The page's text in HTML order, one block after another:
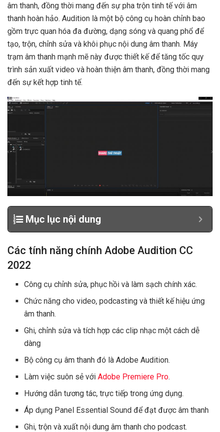
âm thanh, đồng thời mang đến sự pha trộn tinh tế với âm
thanh hoàn hảo. Audition là một bộ công cụ hoàn chỉnh bao
gồm trực quan hóa đa đường, dạng sóng và quang phổ để
tạo, trộn, chỉnh sửa và khôi phục nội dung âm thanh. Máy
trạm âm thanh mạnh mẽ này được thiết kế để tăng tốc quy
trình sản xuất video và hoàn thiện âm thanh, đồng thời mang
đến sự kết hợp tinh tế.
Mục lục nội dung
Các tính năng chính Adobe Audition CC
2022
Công cụ chỉnh sửa, phục hồi và làm sạch chính xác.
Chức năng cho video, podcasting và thiết kế hiệu ứng
âm thanh.
Ghi, chỉnh sửa và tích hợp các clip nhạc một cách dễ
dàng
Bộ công cụ âm thanh đó là Adobe Audition.
Làm việc suôn sẻ vớiAdobe Premiere Pro.
Hướng dẫn tương tác, trực tiếp trong ứng dụng.
Áp dụng Panel Essential Sound để đạt được âm thanh
Ghi, trộn và xuất nội dung âm thanh cho podcast.